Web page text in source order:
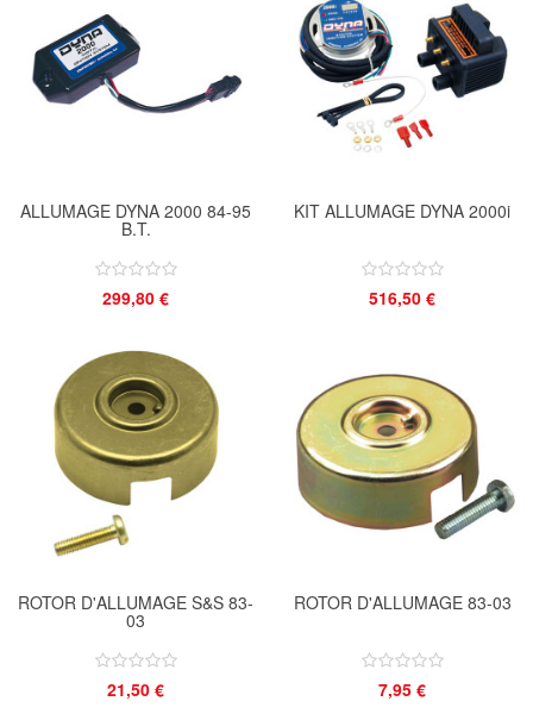
ALLUMAGE DYNA 2000 84-95
B.T.
299,80 €
KIT ALLUMAGE DYNA 2000i
516,50 €
ROTOR D'ALLUMAGE S&S 83-
03
21,50 €
ROTOR D'ALLUMAGE 83-03
7,95 €